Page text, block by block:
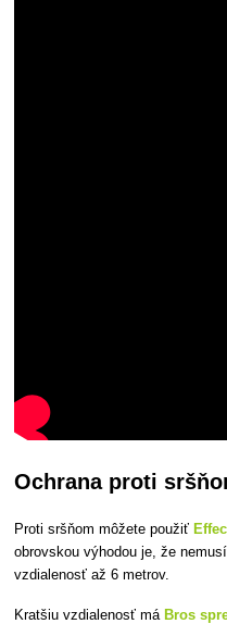
Ochrana proti
Proti sršňom môžete použiť
obrovskou výhodou je, že
vzdialenosť až 6 metrov.
Kratšiu vzdialenosť máBros